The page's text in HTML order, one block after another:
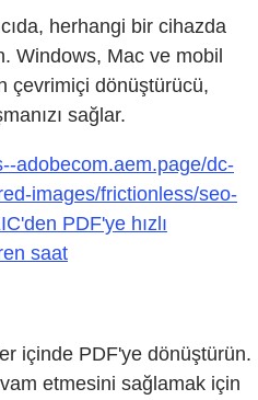
herhangi bir cihazda
Windows, Mac ve mobil
çevrimiçi dönüştürücü,
sağlar.
adobecom.aem.page/dc-
images/frictionless/seo-
PDF'ye hızlı
saat
içinde PDF'ye dönüştürün.
etmesini sağlamak için